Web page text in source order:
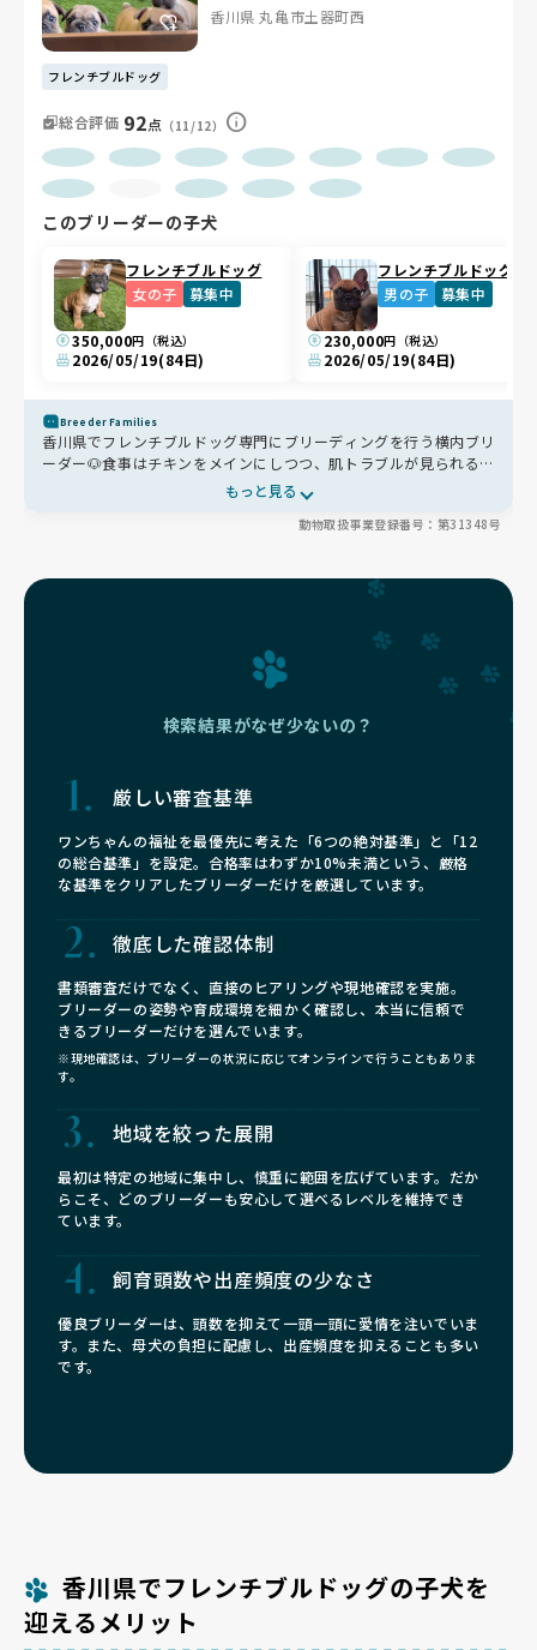
香川県 丸亀市土器町西
フレンチブルドッグ
総合評価 92点 （11/12）
このブリーダーの子犬
フレンチブルドッグ
女の子
募集中
350,000円（税込）
2026/05/19(84日)
フレンチブルドッグ
男の子
募集中
230,000円（税込）
2026/05/19(84日)
Breeder Families
香川県でフレンチブルドッグ専門にブリーディングを行う横内ブリ
ーダー🐶食事はチキンをメインにしつつ、肌トラブルが見られる場
合にはフィッシュを取り入れるなど、体調や状態に応じて柔軟に調
整しています🍚自宅敷地内の専用犬舎には広いドッグランを完備
し、1日計6時間しっかり運動できる環境です🏠お迎え後の相談や
もっと見る
動物取扱事業登録番号：第31348号
検索結果がなぜ少ないの？
厳しい審査基準
ワンちゃんの福祉を最優先に考えた「6つの絶対基準」と「12
の総合基準」を設定。合格率はわずか10%未満という、厳格
な基準をクリアしたブリーダーだけを厳選しています。
徹底した確認体制
書類審査だけでなく、直接のヒアリングや現地確認を実施。
ブリーダーの姿勢や育成環境を細かく確認し、本当に信頼で
きるブリーダーだけを選んでいます。
※現地確認は、ブリーダーの状況に応じてオンラインで行うこともありま
す。
地域を絞った展開
最初は特定の地域に集中し、慎重に範囲を広げています。だか
らこそ、どのブリーダーも安心して選べるレベルを維持でき
ています。
飼育頭数や出産頻度の少なさ
優良ブリーダーは、頭数を抑えて一頭一頭に愛情を注いでいま
す。また、母犬の負担に配慮し、出産頻度を抑えることも多い
です。
香川県でフレンチブルドッグの子犬を
迎えるメリット